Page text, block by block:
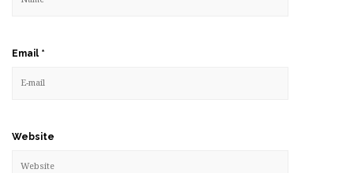
Email *
Website